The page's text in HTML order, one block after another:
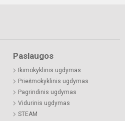
Paslaugos
Ikimokyklinis ugdymas
Priešmokyklinis ugdymas
Pagrindinis ugdymas
Vidurinis ugdymas
STEAM